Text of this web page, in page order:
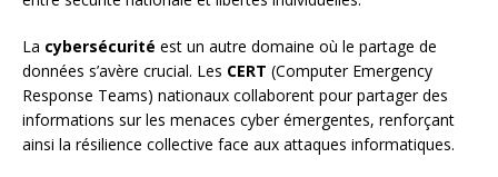
La cybersécurité est un autre domaine où le partage de
données s’avère crucial. Les CERT (Computer Emergency
Response Teams) nationaux collaborent pour partager des
informations sur les menaces cyber émergentes, renforçant
ainsi la résilience collective face aux attaques informatiques.